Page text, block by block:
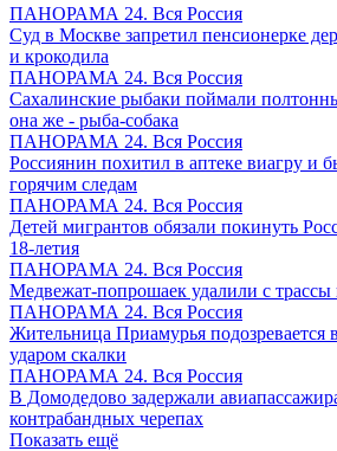
ПАНОРАМА 24. Вся Россия
Суд в Москве запретил пенсионерке
и крокодила
ПАНОРАМА 24. Вся Россия
Сахалинские рыбаки поймали
она же - рыба-собака
ПАНОРАМА 24. Вся Россия
Россиянин похитил в аптеке виагру и
горячим следам
ПАНОРАМА 24. Вся Россия
Детей мигрантов обязали покинуть
18-летия
ПАНОРАМА 24. Вся Россия
Медвежат-попрошаек удалили с трассы
ПАНОРАМА 24. Вся Россия
Жительница Приамурья подозревается
ударом скалки
ПАНОРАМА 24. Вся Россия
В Домодедово задержали
контрабандных черепах
Показать ещё